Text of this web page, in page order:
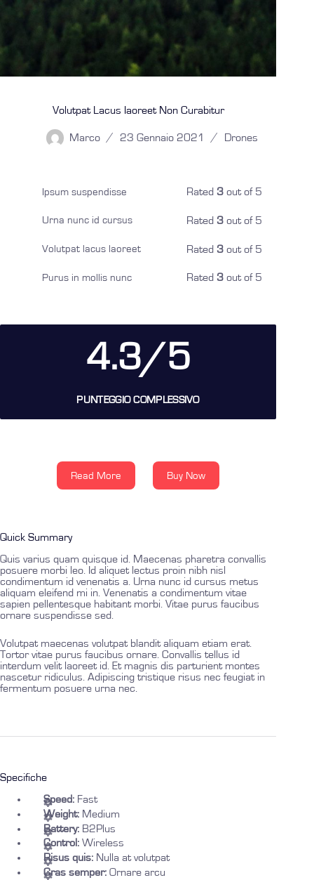
Volutpat Lacus Iaoreet Non Curabitur
Marco 23 Gennaio 2021 Drones
Ipsum suspendisse Rated3 out of 5
Urna nunc id cursus Rated3 out of 5
Volutpat lacus laoreet Rated3 out of 5
Purus in mollis nunc Rated3 out of 5
4.3/5
PUNTEGGIO COMPLESSIVO
Read More Buy Now
Quick Summary
Quis varius quam quisque id. Maecenas pharetra convallis
posuere morbi leo. Id aliquet lectus proin nibh nisl
condimentum id venenatis a. Urna nunc id cursus metus
aliquam eleifend mi in. Venenatis a condimentum vitae
sapien pellentesque habitant morbi. Vitae purus faucibus
ornare suspendisse sed.
Volutpat maecenas volutpat blandit aliquam etiam erat.
Tortor vitae purus faucibus ornare. Convallis tellus id
interdum velit laoreet id. Et magnis dis parturient montes
nascetur ridiculus. Adipiscing tristique risus nec feugiat in
fermentum posuere urna nec.
Specifiche
Speed: Fast
Weight: Medium
Battery: B2Plus
Control: Wireless
Risus quis: Nulla at volutpat
Cras semper: Ornare arcu